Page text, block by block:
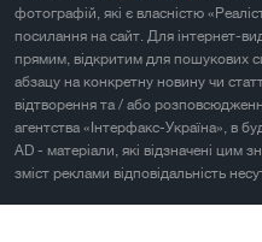
фотографій, які є власністю
посилання на сайт. Для інтернет-
прямим, відкритим для пошукових
абзацу на конкретну новину чи
відтворення та / або
агентства «Інтерфакс-Україна», в
AD - матеріали, які відзначені цим
зміст реклами відповідальність